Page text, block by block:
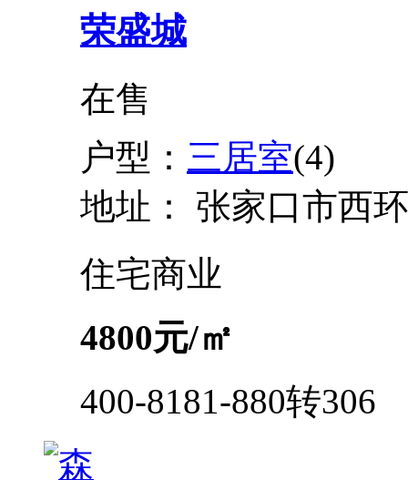
荣盛城
在售
户型： 三居室(4)
地址：
张家口市西
住宅商业
4800元/㎡
400-8181-880转306